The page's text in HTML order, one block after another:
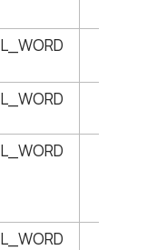
L_WORD
L_WORD
L_WORD
L_WORD